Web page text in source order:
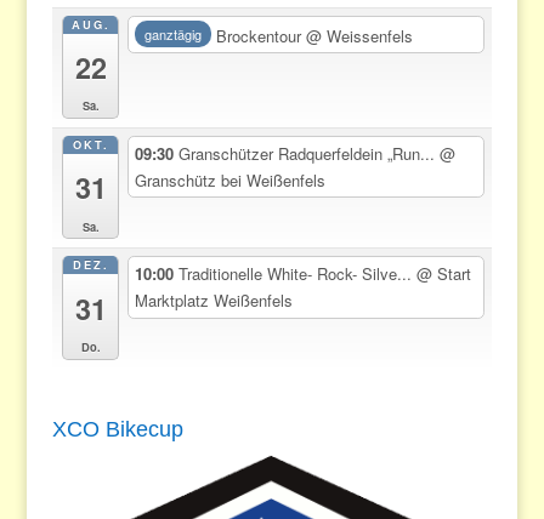
AUG.
22
Sa.
ganztägig Brockentour@ Weissenfels
OKT.
31
Sa.
09:30Granschützer Radquerfeldein „Run...@
Granschütz bei Weißenfels
DEZ.
31
Do.
10:00Traditionelle White- Rock- Silve...@ Start
Marktplatz Weißenfels
XCO Bikecup